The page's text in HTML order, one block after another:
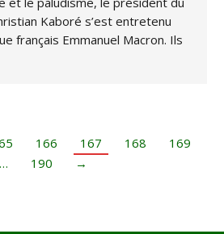
Kaboré s’est entretenu
français Emmanuel Macron. Ils
166 167 168
169
…
190 →